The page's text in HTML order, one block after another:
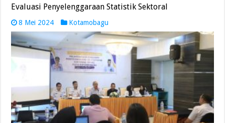
Evaluasi Penyelenggaraan Statistik Sektoral
8 Mei 2024 Kotamobagu